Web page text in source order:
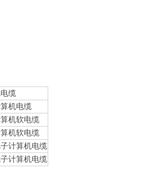
缆
机电缆
机软电缆
机软电缆
计算机电缆
计算机电缆